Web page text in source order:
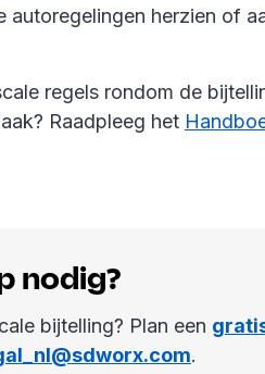
autoregelingen herzien of
regels rondom de
Raadpleeg het
nodig?
bijtelling? Plan een
.